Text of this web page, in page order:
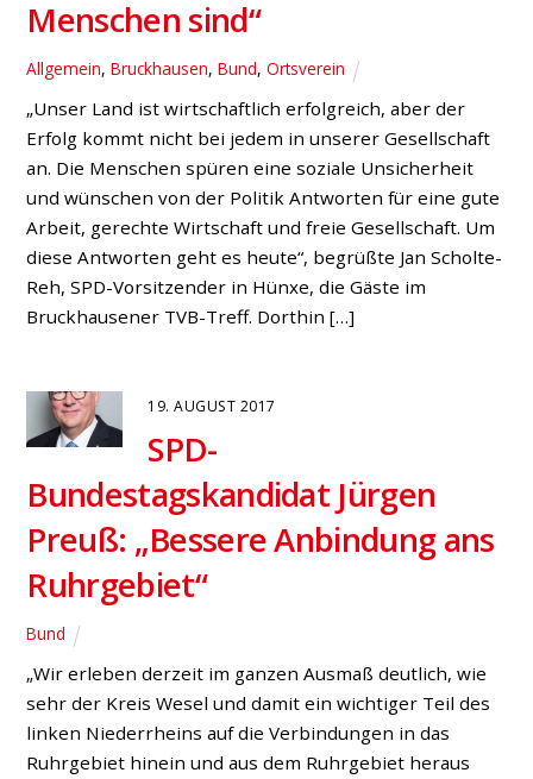
Fraktion ,Land
„Für Schülerinnen und Schüler sowie für
Lindenkamp, in Bruckhausen gefährlich, wenn sie zum
Beispiel den Bus auf der anderen Straßenseite
erreichen wollen“, erklärte der Hünxer
zuständigen Landesverkehrsminister Michael
Groschek vor Ort. „Häufig fahren Autos mit hoher
Geschwindigkeit von Hünxe kommend in den […]
Werner Schulte:
„Ministerium gibt grünes Licht
für Ampellösung“
Erfolg für Initiative bei A3-Abfahrt Hünxe
Bucholtwelmen, Fraktion
kommen“, erklären der Hünxer
Bürgermeisterkandidat Werner Schulte und der
hiesige SPD-Landtagsabgeordnete Norbert Meesters.
Damit hat sich der gemeinsame Einsatz bezahlt
gemacht. „Das NRW-Verkehrsministerium hat eine